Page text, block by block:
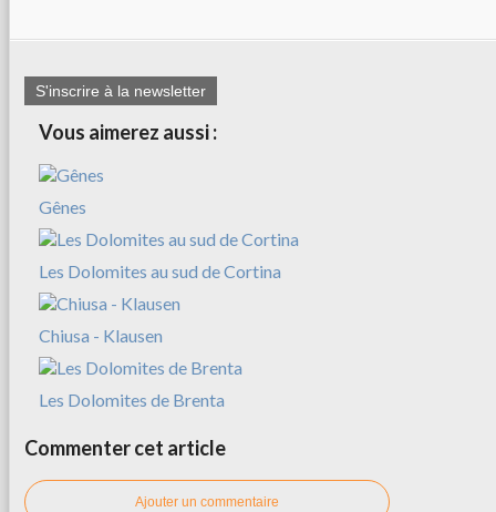
S'inscrire à la newsletter
Vous aimerez aussi :
Gênes
Les Dolomites au sud de Cortina
Chiusa - Klausen
Les Dolomites de Brenta
Commenter cet article
Ajouter un commentaire